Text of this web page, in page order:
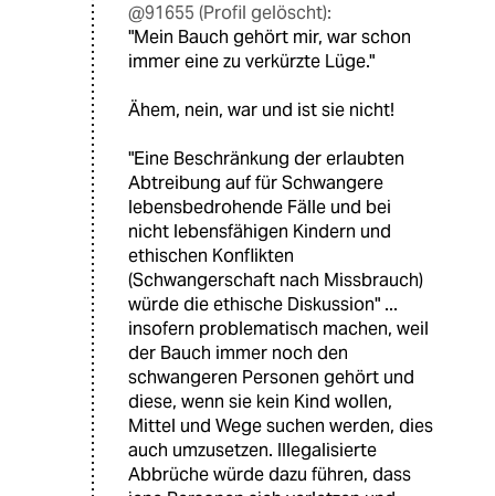
@91655 (Profil gelöscht):
"Mein Bauch gehört mir, war schon
immer eine zu verkürzte Lüge."
Ähem, nein, war und ist sie nicht!
"Eine Beschränkung der erlaubten
Abtreibung auf für Schwangere
lebensbedrohende Fälle und bei
nicht lebensfähigen Kindern und
ethischen Konflikten
(Schwangerschaft nach Missbrauch)
würde die ethische Diskussion" ...
insofern problematisch machen, weil
der Bauch immer noch den
schwangeren Personen gehört und
diese, wenn sie kein Kind wollen,
Mittel und Wege suchen werden, dies
auch umzusetzen. Illegalisierte
Abbrüche würde dazu führen, dass